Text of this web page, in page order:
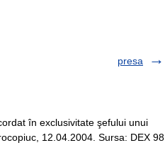
presa
în exclusivitate şefului unui
12.04.2004. Sursa: DEX 98